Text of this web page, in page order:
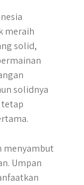
meraih
solid,
solidnya
tetap
menyambut
Umpan